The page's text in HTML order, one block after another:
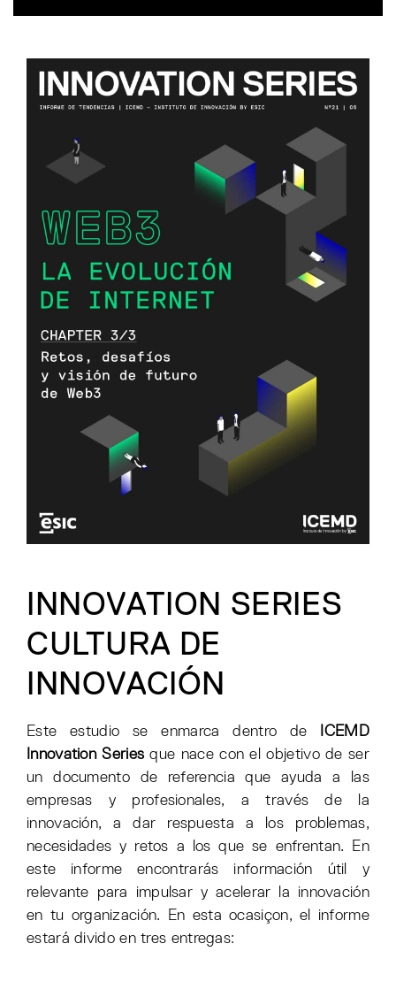
INNOVATION SERIES
CULTURA DE
INNOVACIÓN
Este estudio se enmarca dentro de ICEMD
Innovation Series que nace con el objetivo de ser
un documento de referencia que ayuda a las
empresas y profesionales, a través de la
innovación, a dar respuesta a los problemas,
necesidades y retos a los que se enfrentan. En
este informe encontrarás información útil y
relevante para impulsar y acelerar la innovación
en tu organización. En esta ocasiçon, el informe
estará divido en tres entregas: